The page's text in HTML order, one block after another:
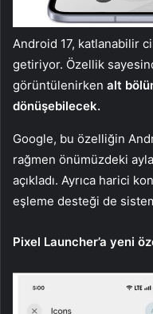
Android 17, katlanabilir
getiriyor. Özellik
görüntülenirken alt
dönüşebilecek.
Google, bu özelliğin
rağmen önümüzdeki
açıkladı. Ayrıca harici
eşleme desteği de
Pixel Launcher’a yeni